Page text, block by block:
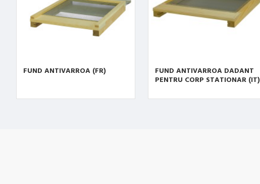
FUND ANTIVARROA (FR)
FUND ANTIVARROA DADANT
PENTRU CORP STATIONAR (IT)